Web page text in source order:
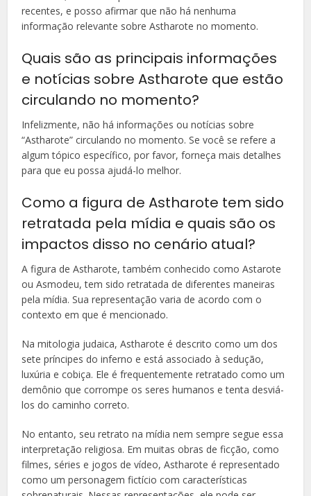
recentes, e posso afirmar que não há nenhuma
informação relevante sobre Astharote no momento.
Quais são as principais informações
e notícias sobre Astharote que estão
circulando no momento?
Infelizmente, não há informações ou notícias sobre
“Astharote” circulando no momento. Se você se refere a
algum tópico específico, por favor, forneça mais detalhes
para que eu possa ajudá-lo melhor.
Como a figura de Astharote tem sido
retratada pela mídia e quais são os
impactos disso no cenário atual?
A figura de Astharote, também conhecido como Astarote
ou Asmodeu, tem sido retratada de diferentes maneiras
pela mídia. Sua representação varia de acordo com o
contexto em que é mencionado.
Na mitologia judaica, Astharote é descrito como um dos
sete príncipes do inferno e está associado à sedução,
luxúria e cobiça. Ele é frequentemente retratado como um
demônio que corrompe os seres humanos e tenta desviá-
los do caminho correto.
No entanto, seu retrato na mídia nem sempre segue essa
interpretação religiosa. Em muitas obras de ficção, como
filmes, séries e jogos de vídeo, Astharote é representado
como um personagem fictício com características